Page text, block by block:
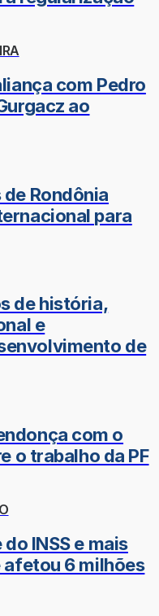
com Pedro
ao
Rondônia
para
de história,
e
de
com o
o trabalho da PF
INSS e mais
6 milhões